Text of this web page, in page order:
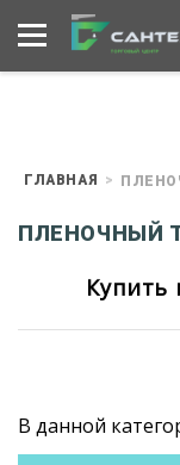
ГЛАВНАЯ
ПЛЕНОЧНЫЙ
Купить
В данной